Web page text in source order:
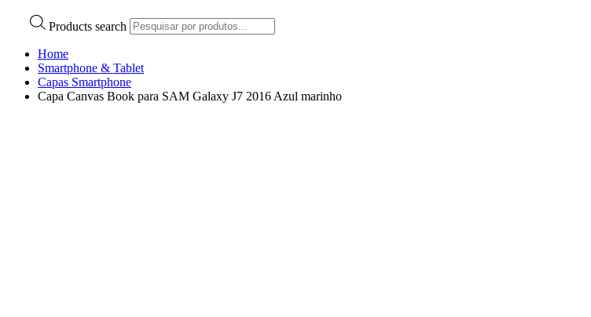
Products search
Home
Smartphone & Tablet
Capas Smartphone
Capa Canvas Book para SAM Galaxy J7 2016 Azul marinho